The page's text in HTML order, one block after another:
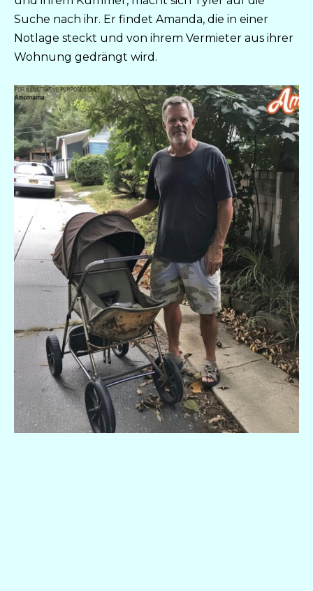
Suche nach ihr. Er findet Amanda, die in einer
Notlage steckt und von ihrem Vermieter aus ihrer
Wohnung gedrängt wird.